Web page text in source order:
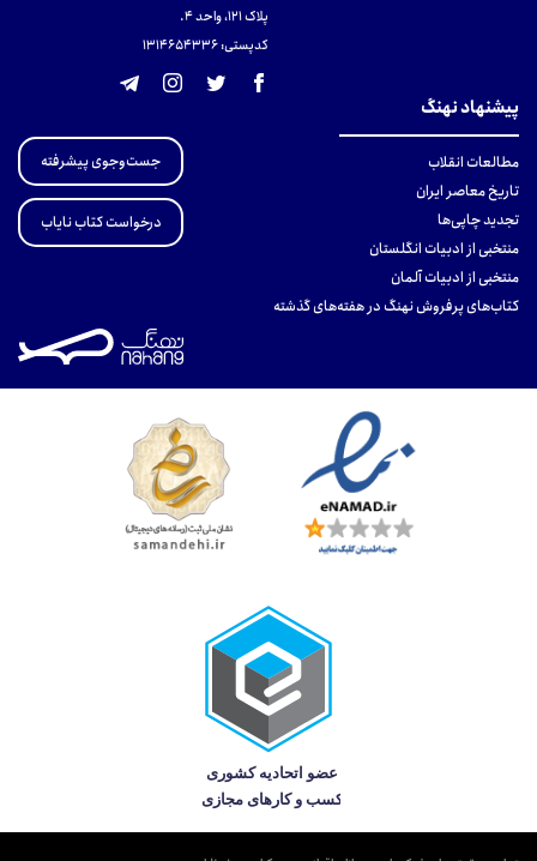
پلاک 121، واحد ۴.
کدپستی: 131465433۶
پیشنهاد نهنگ
مطالعات انقلاب
تاریخ معاصر ایران
تجدید چاپی‌ها
منتخبی از ادبیات انگلستان
منتخبی از ادبیات آلمان
کتاب‌های پرفروش نهنگ در هفته‌های گذشته
جست‌وجوی پیشرفته
درخواست کتاب نایاب